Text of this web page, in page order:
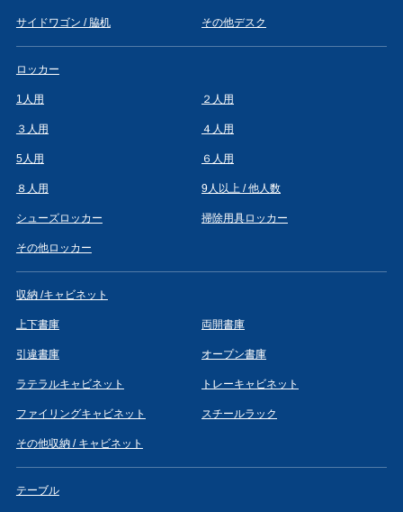
サイドワゴン / 脇机 その他デスク
ロッカー
1人用 ２人用
３人用 ４人用
5人用 ６人用
８人用 9人以上 / 他人数
シューズロッカー 掃除用具ロッカー
その他ロッカー
収納 /キャビネット
上下書庫 両開書庫
引違書庫 オープン書庫
ラテラルキャビネット トレーキャビネット
ファイリングキャビネット スチールラック
その他収納 / キャビネット
テーブル